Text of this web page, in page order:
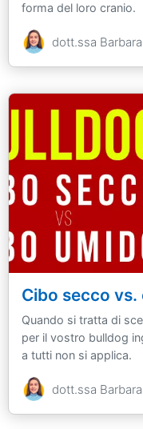
forma del loro cranio.​​​​​​​
dott.ssa
Cibo secco
Quando si tratta di
per il vostro bulldog
a tutti non si applica.
dott.ssa